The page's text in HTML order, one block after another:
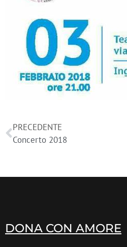
PRECEDENTE
Concerto 2018
DONA CON AMORE